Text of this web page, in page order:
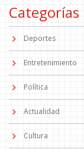
Categorías
Deportes
Entretenimiento
Política
Actualidad
Cultura